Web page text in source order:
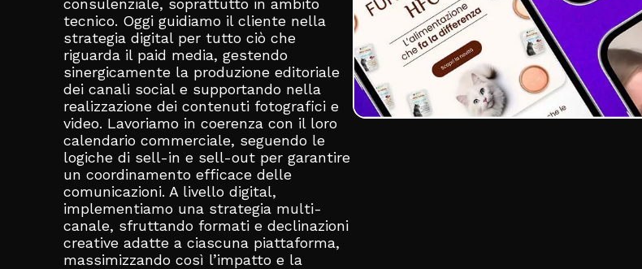
tecnico. Oggi guidiamo il cliente nella
strategia digital per tutto ciò che
riguarda il paid media, gestendo
sinergicamente la produzione editoriale
dei canali social e supportando nella
realizzazione dei contenuti fotografici e
video. Lavoriamo in coerenza con il loro
calendario commerciale, seguendo le
logiche di sell-in e sell-out per garantire
un coordinamento efficace delle
comunicazioni. A livello digital,
implementiamo una strategia multi-
canale, sfruttando formati e declinazioni
creative adatte a ciascuna piattaforma,
massimizzando così l’impatto e la